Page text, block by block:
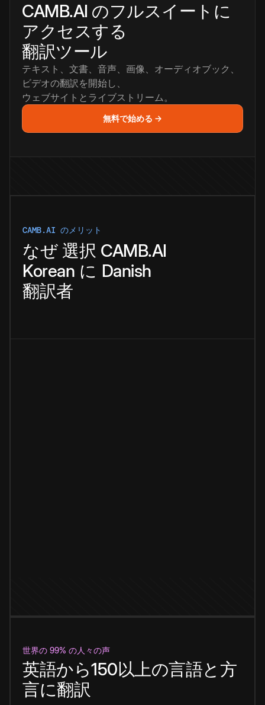
CAMB.AI のフルスイートに
アクセスする
翻訳ツール
テキスト、文書、音声、画像、オーディオブック、
ビデオの翻訳を開始し、
ウェブサイトとライブストリーム。
無料で始める →
CAMB.AI のメリット
なぜ 選択 CAMB.AI
Korean に Danish
翻訳者
世界の 99% の人々の声
英語から150以上の言語と方
言に翻訳